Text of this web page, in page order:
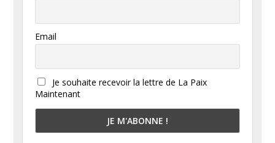
Email
Je souhaite recevoir la lettre de La Paix
Maintenant